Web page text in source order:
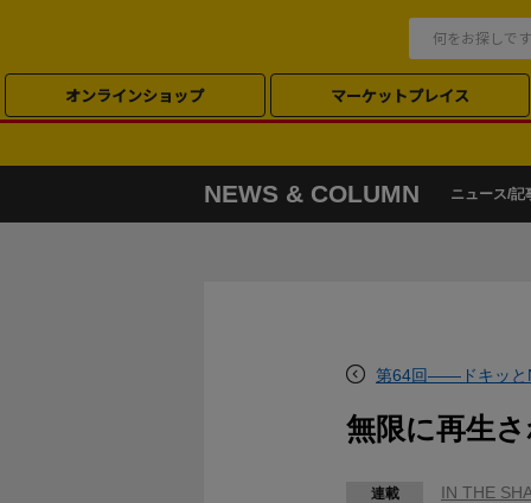
オンラインショップ マーケットプレイス
NEWS & COLUMN ニュース/記
第64回――ドキッと
無限に再生
連載 IN THE